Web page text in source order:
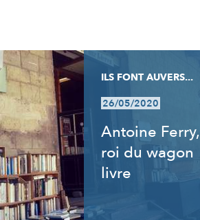
ILS FONT AUVERS...
26/05/2020
Antoine Ferry,
roi du wagon
livre